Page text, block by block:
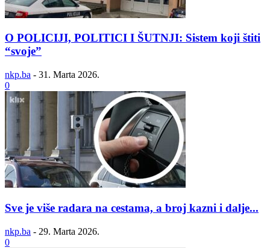
O POLICIJI, POLITICI I ŠUTNJI: Sistem koji štiti
“svoje”
nkp.ba - 31. Marta 2026.
0
Sve je više radara na cestama, a broj kazni i dalje...
nkp.ba - 29. Marta 2026.
0